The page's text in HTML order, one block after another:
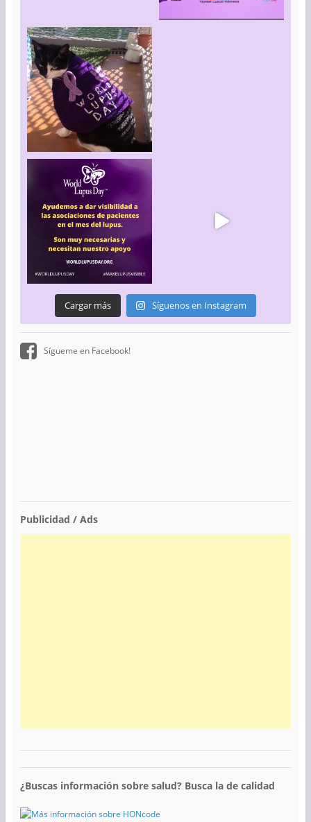
Cargar más Síguenos en Instagram
Sígueme en Facebook!
Publicidad / Ads
¿Buscas información sobre salud? Busca la de calidad